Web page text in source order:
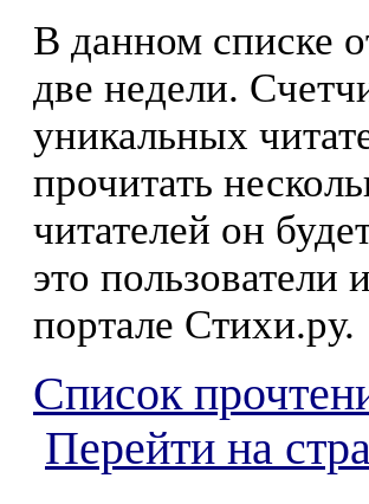
В данном списке
две недели.
уникальных
прочитать
читателей он
это пользователи
портале Стихи.ру.
Список
Перейти на